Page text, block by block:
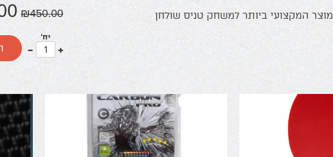
המקצועי ביותר למשחק טניס שולחן
₪450.00
יח'
עוד
אחד
פחות
אחד